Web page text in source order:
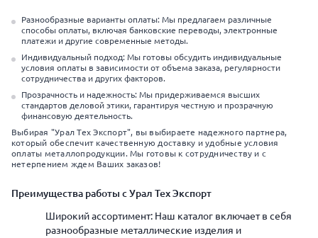
Разнообразные варианты оплаты: Мы предлагаем различные
способы оплаты, включая банковские переводы, электронные
платежи и другие современные методы.
Индивидуальный подход: Мы готовы обсудить индивидуальные
условия оплаты в зависимости от объема заказа, регулярности
сотрудничества и других факторов.
Прозрачность и надежность: Мы придерживаемся высших
стандартов деловой этики, гарантируя честную и прозрачную
финансовую деятельность.
Выбирая "Урал Тех Экспорт", вы выбираете надежного партнера,
который обеспечит качественную доставку и удобные условия
оплаты металлопродукции. Мы готовы к сотрудничеству и с
нетерпением ждем Ваших заказов!
Преимущества работы с Урал Тех Экспорт
Широкий ассортимент: Наш каталог включает в себя
разнообразные металлические изделия и